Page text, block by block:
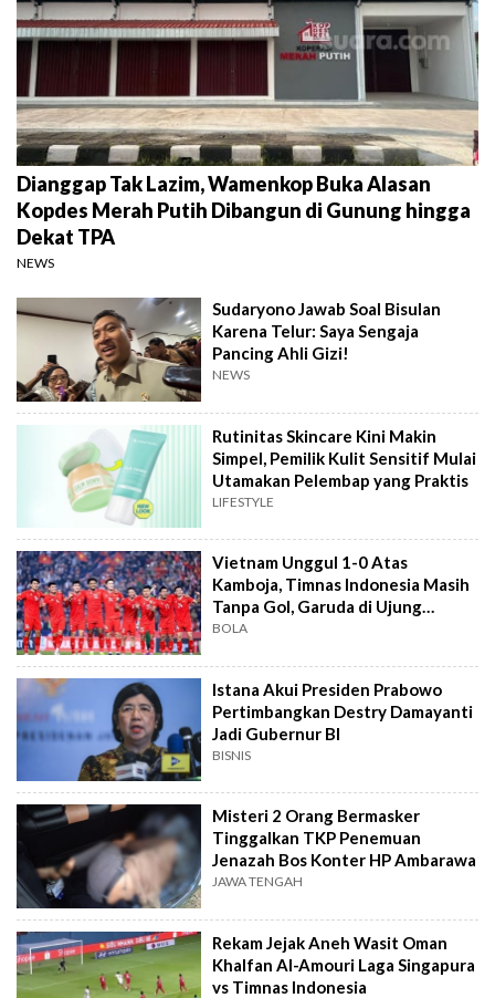
Dianggap Tak Lazim, Wamenkop Buka Alasan
Kopdes Merah Putih Dibangun di Gunung hingga
Dekat TPA
NEWS
Sudaryono Jawab Soal Bisulan
Karena Telur: Saya Sengaja
Pancing Ahli Gizi!
NEWS
Rutinitas Skincare Kini Makin
Simpel, Pemilik Kulit Sensitif Mulai
Utamakan Pelembap yang Praktis
LIFESTYLE
Vietnam Unggul 1-0 Atas
Kamboja, Timnas Indonesia Masih
Tanpa Gol, Garuda di Ujung
Tanduk
BOLA
Istana Akui Presiden Prabowo
Pertimbangkan Destry Damayanti
Jadi Gubernur BI
BISNIS
Misteri 2 Orang Bermasker
Tinggalkan TKP Penemuan
Jenazah Bos Konter HP Ambarawa
JAWA TENGAH
Rekam Jejak Aneh Wasit Oman
Khalfan Al-Amouri Laga Singapura
vs Timnas Indonesia